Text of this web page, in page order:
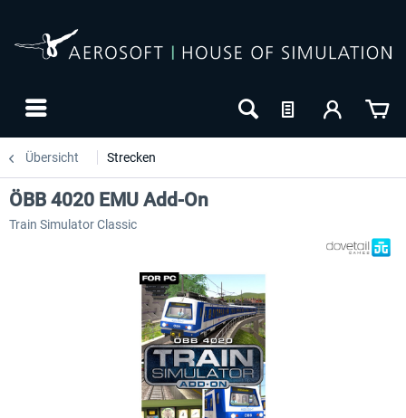
Übersicht Strecken
ÖBB 4020 EMU Add-On
Train Simulator Classic